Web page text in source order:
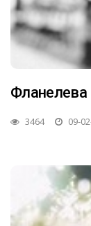
Фланелева
3464 09-